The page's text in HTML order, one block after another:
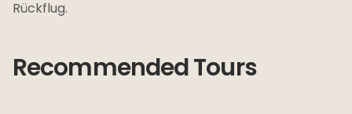
Rückflug.
Recommended Tours